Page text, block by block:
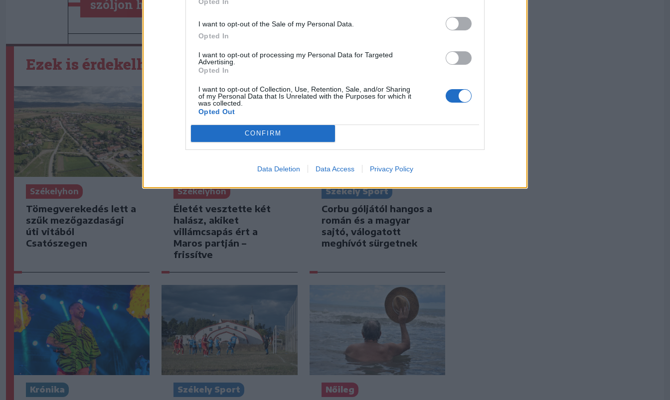
I want to opt-out of the Sale of my Personal Data.
Opted In
I want to opt-out of processing my Personal Data for Targeted
Advertising.
Opted In
I want to opt-out of Collection, Use, Retention, Sale, and/or Sharing
of my Personal Data that Is Unrelated with the Purposes for which it
was collected.
Opted Out
CONFIRM
Data Deletion Data Access Privacy Policy
szóljon hozzá!
Ezek is érdekelhetik
Székelyhon
Tömegverekedés lett a
szűk mezőgazdasági
úti vitából
Csatószegen
Székelyhon
Életét vesztette két
halász, akiket
villámcsapás ért a
Maros partján –
frissítve
Székely Sport
Corbu góljától hangos a
román és a magyar
sajtó, válogatott
meghívót sürgetnek
Krónika Székely Sport Nőileg